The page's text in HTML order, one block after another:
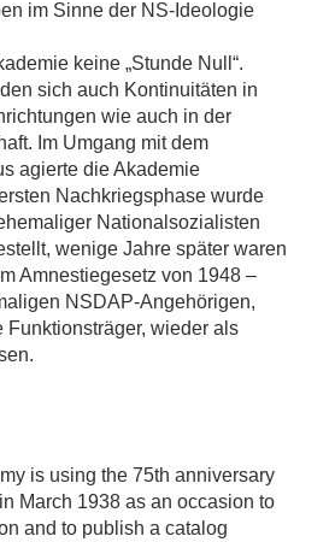
im Sinne der NS-Ideologie
keine „Stunde Null“.
sich auch Kontinuitäten in
wie auch in der
Im Umgang mit dem
agierte die Akademie
Nachkriegsphase wurde
Nationalsozialisten
wenige Jahre später waren
Amnestiegesetz von 1948 –
NSDAP-Angehörigen,
Funktionsträger, wieder als
is using the 75th anniversary
March 1938 as an occasion to
and to publish a catalog